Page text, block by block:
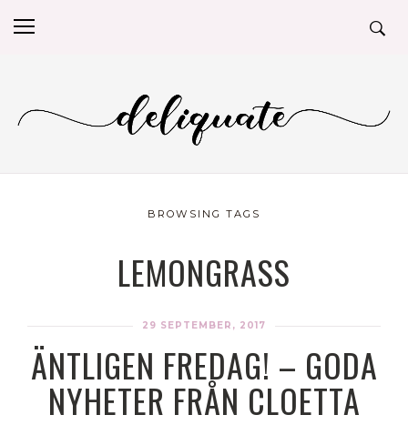
BROWSING TAGS
LEMONGRASS
29 SEPTEMBER, 2017
ÄNTLIGEN FREDAG! – GODA
NYHETER FRÅN CLOETTA